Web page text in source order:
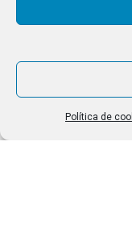
Política de